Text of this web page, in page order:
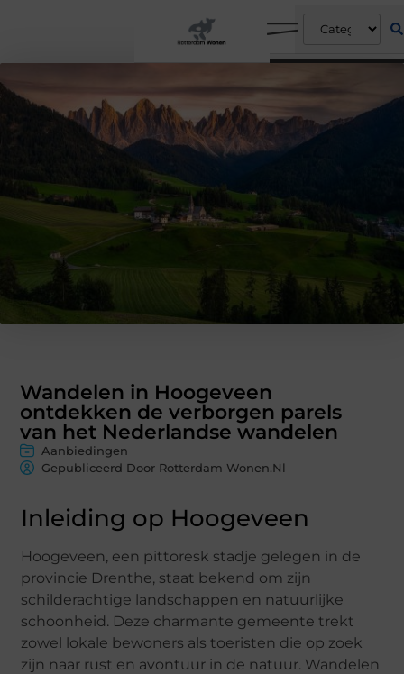
Wandelen in Hoogeveen
ontdekken de verborgen parels
van het Nederlandse wandelen
Aanbiedingen
Gepubliceerd Door Rotterdam Wonen.nl
Inleiding op Hoogeveen
Hoogeveen, een pittoresk stadje gelegen in de
provincie Drenthe, staat bekend om zijn
schilderachtige landschappen en natuurlijke
schoonheid. Deze charmante gemeente trekt
zowel lokale bewoners als toeristen die op zoek
zijn naar rust en avontuur in de natuur. Wandelen